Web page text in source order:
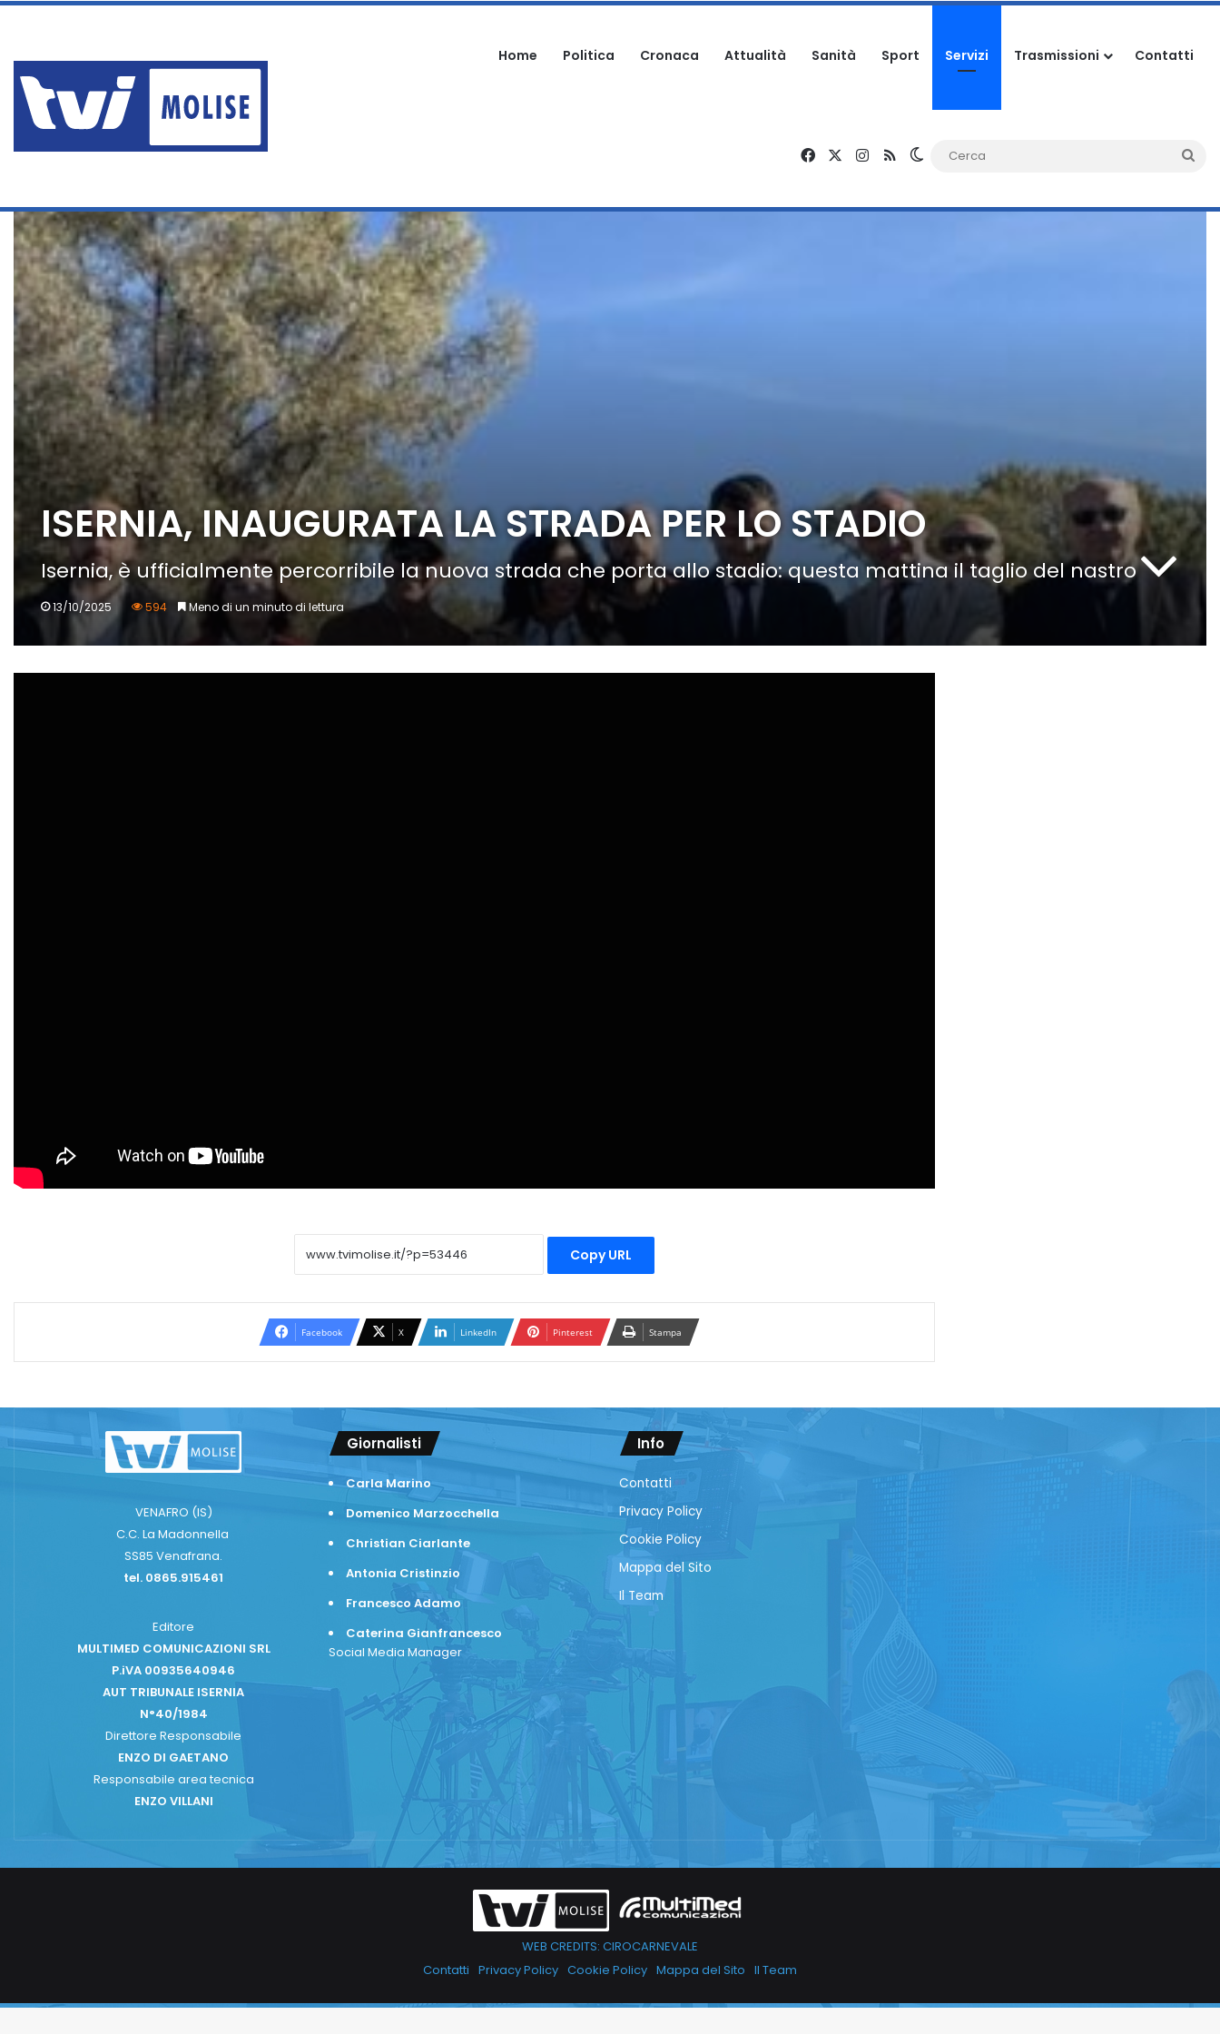
Home Politica Cronaca Attualità Sanità Sport Servizi Trasmissioni Contatti
FacebookInstagram
RSS Cambia aspetto
sabato, Agosto 8 2026
ISERNIA, INAUGURATA LA STRADA PER LO STADIO
Isernia, è ufficialmente percorribile la nuova strada che porta allo stadio: questa mattina il taglio del nastro
13/10/2025 594 Meno di un minuto di lettura
Copy URL
Facebook X LinkedIn Pinterest Stampa
VENAFRO (IS)
C.C. La Madonnella
SS85 Venafrana.
tel. 0865.915461
Editore
MULTIMED COMUNICAZIONI SRL
P.iVA 00935640946
AUT TRIBUNALE ISERNIA
N°40/1984
Direttore Responsabile
ENZO DI GAETANO
Responsabile area tecnica
ENZO VILLANI
Giornalisti
Carla Marino
Domenico Marzocchella
Christian Ciarlante
Antonia Cristinzio
Francesco Adamo
Caterina Gianfrancesco
Social Media Manager
Info
Contatti
Privacy Policy
Cookie Policy
Mappa del Sito
Il Team
WEB CREDITS: CIROCARNEVALE
Contatti Privacy Policy Cookie Policy Mappa del Sito Il Team